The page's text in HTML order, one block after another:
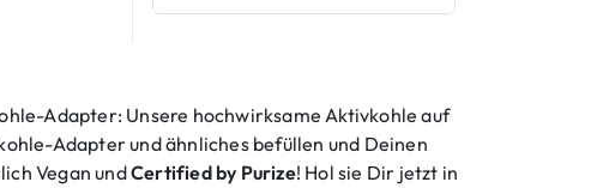
Adapter: Unsere hochwirksame Aktivkohle auf
Adapter und ähnliches befüllen und Deinen
Vegan undCertified by Purize! Hol sie Dir jetzt in